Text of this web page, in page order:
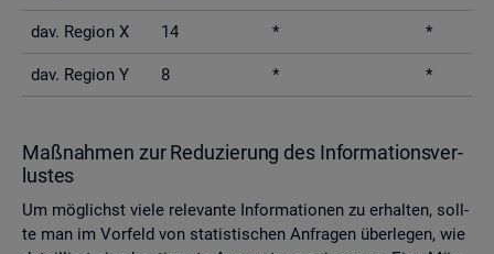
dav. Re­gi­on X 14 * *
dav. Re­gi­on Y 8 * *
Maß­nah­men zur Re­du­zie­rung des In­for­ma­ti­ons­ver­
lus­tes
Um mög­lichst viele re­le­van­te In­for­ma­tio­nen zu er­hal­ten, soll­
te man im Vor­feld von sta­tis­ti­schen An­fra­gen über­le­gen, wie